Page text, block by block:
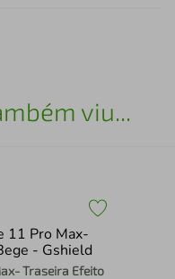
viu...
Traseira Efeito